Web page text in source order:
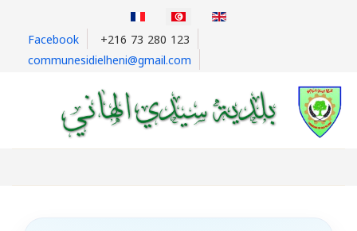
Facebook
+216 73 280 123
communesidielheni@gmail.com